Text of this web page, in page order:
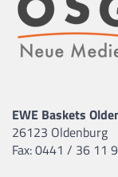
EWE Baskets
26123 Oldenburg
Fax: 0441 / 36 11